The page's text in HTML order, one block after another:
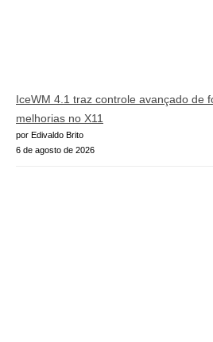
IceWM 4.1 traz controle avançado de
melhorias no X11
por Edivaldo Brito
6 de agosto de 2026